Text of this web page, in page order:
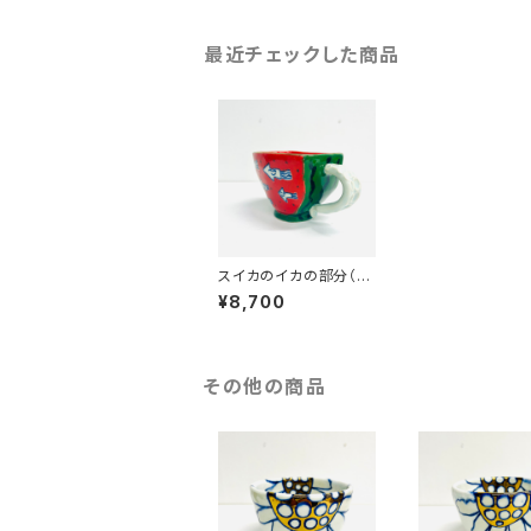
最近チェックした商品
スイカのイカの部分（の
める） みんなのSANZ
OKU☆
¥8,700
その他の商品